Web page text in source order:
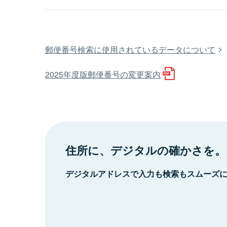
郵便番号検索に使用されているデータについて
2025年度版郵便番号の変更案内
住所に、デジタルの確かさを。
デジタルアドレスで入力も検索もスムーズ